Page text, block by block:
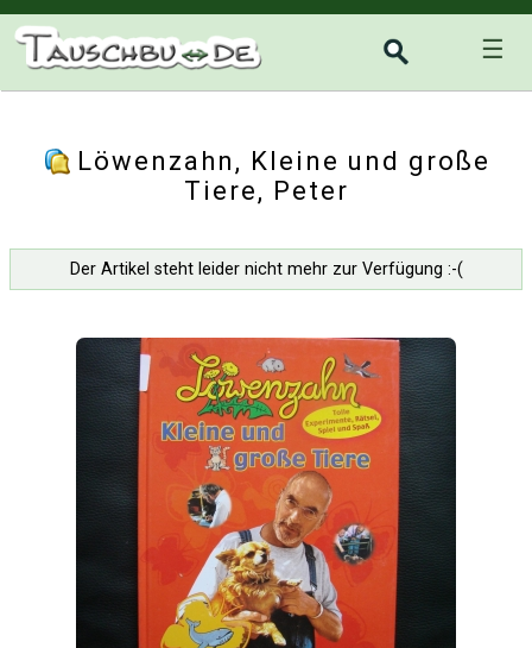
☰
Löwenzahn, Kleine und große
Tiere, Peter
Der Artikel steht leider nicht mehr zur Verfügung :-(